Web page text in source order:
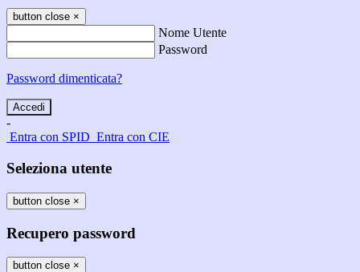
button close ×
Nome Utente
Password
Password dimenticata?
-
Entra con SPID Entra con CIE
Seleziona utente
button close ×
Recupero password
button close ×